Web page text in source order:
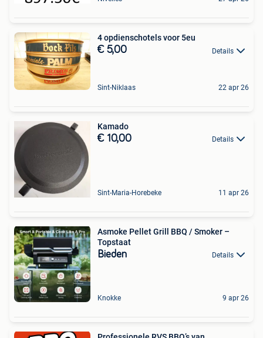
4 opdienschotels voor 5eu
€ 5,00 Details
Sint-Niklaas 22 apr 26
Kamado
€ 10,00 Details
Sint-Maria-Horebeke 11 apr 26
Asmoke Pellet Grill BBQ / Smoker –
Topstaat
Bieden Details
Knokke 9 apr 26